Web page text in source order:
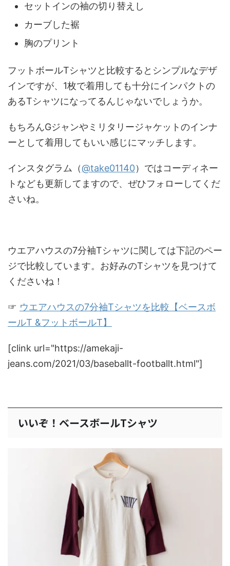
セットインの袖の切り替えし
カーブした裾
胸のプリント
フットボールTシャツと比較するとシンプルなデザ
インですが、1枚で着用しても十分にインパクトの
あるTシャツになってるんじゃないでしょうか。
もちろんGジャンやミリタリージャケットのインナ
ーとして着用してもいい感じにマッチします。
インスタグラム（@take01140）ではコーディネー
トなども更新してますので、ぜひフォローしてくだ
さいね。
ウエアハウスの7分袖Tシャツに関しては下記のペー
ジで比較しています。お好みのTシャツを見つけて
くださいね！
☞ ウエアハウスの7分袖Tシャツを比較【ベースボ
ールT &フットボールT】
[clink url="https://amekaji-
jeans.com/2021/03/baseballt-footballt.html"]
いいぞ！ベースボールTシャツ